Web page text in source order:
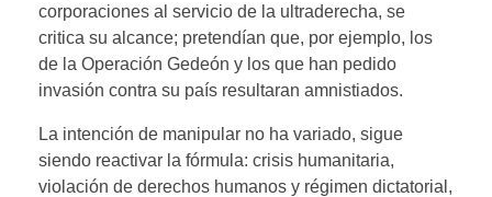
corporaciones al servicio de la ultraderecha, se
critica su alcance; pretendían que, por ejemplo, los
de la Operación Gedeón y los que han pedido
invasión contra su país resultaran amnistiados.
La intención de manipular no ha variado, sigue
siendo reactivar la fórmula: crisis humanitaria,
violación de derechos humanos y régimen dictatorial,